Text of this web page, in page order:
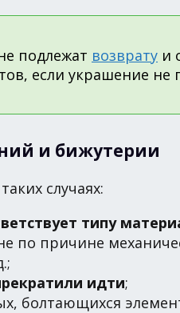
подлежат возврату и
если украшение
и бижутерии
случаях:
типу
по причине
идти;
болтающихся